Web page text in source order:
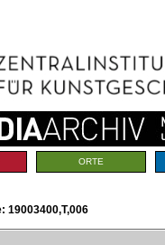
ORTE
19003400,T,006